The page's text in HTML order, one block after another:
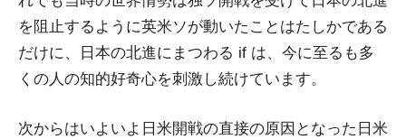
を阻止するように英米ソが動いたことはたしかである
だけに、日本の北進にまつわる if は、今に至るも多
くの人の知的好奇心を刺激し続けています。
次からはいよいよ日米開戦の直接の原因となった日米